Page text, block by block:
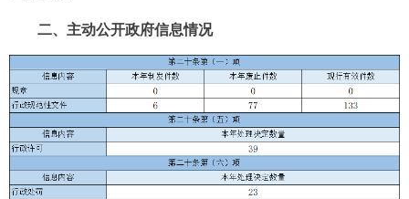
二、主动公开政府信息情况